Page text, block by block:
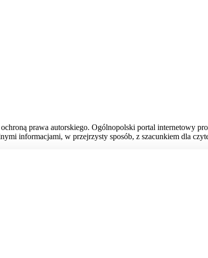
prawa autorskiego. Ogólnopolski portal internetowy
informacjami, w przejrzysty sposób, z szacunkiem dla